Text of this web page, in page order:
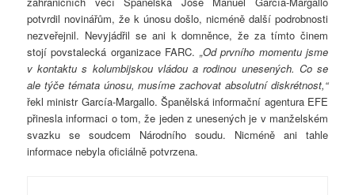
potvrdil novinářům, že k únosu došlo, nicméně další podrobnosti
nezveřejnil. Nevyjádřil se ani k domněnce, že za tímto činem
stojí povstalecká organizace FARC. „Od prvního momentu jsme
v kontaktu s kolumbijskou vládou a rodinou unesených. Co se
ale týče témata únosu, musíme zachovat absolutní diskrétnost,“
řekl ministr García-Margallo. Španělská informační agentura EFE
přinesla informaci o tom, že jeden z unesených je v manželském
svazku se soudcem Národního soudu. Nicméně ani tahle
informace nebyla oficiálně potvrzena.